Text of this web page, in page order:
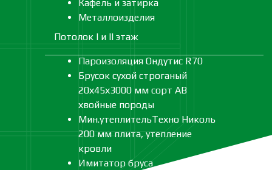
Кафель и затирка
Металлоизделия
Потолок I и II этаж
Пароизоляция Ондутис R70
Брусок сухой строганый
20х45х3000 мм сорт АВ
хвойные породы
Мин.утеплительТехно Николь
200 мм плита, утепление
кровли
Имитатор бруса